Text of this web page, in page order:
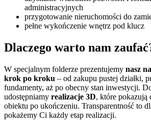
administracyjnych
przygotowanie nieruchomości do
pełne wykończenie wnętrz pod klucz
Dlaczego warto nam
W specjalnym folderze prezentujemy nasz
krok po kroku – od zakupu pustej działki,
fundamenty, aż po obecny stan inwestycji.
udostępniamy realizacje 3D, które
obiektu po ukończeniu. Transparentność to
pokażemy Ci każdy etap realizacji.